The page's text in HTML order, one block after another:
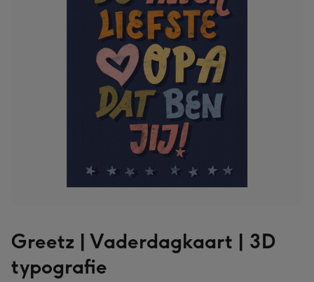
Greetz | Vaderdagkaart | 3D
typografie